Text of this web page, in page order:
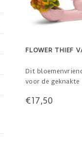
FLOWER THIEF
Dit
voor de geknakte
Geknakte
€17,50